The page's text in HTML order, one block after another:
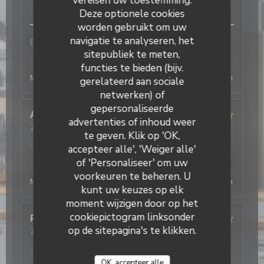
Deze optionele cookies
worden gebruikt om uw
navigatie te analyseren, het
sitepubliek te meten,
functies te bieden (bijv.
gerelateerd aan sociale
netwerken) of
gepersonaliseerde
advertenties of inhoud weer
te geven. Klik op 'OK,
accepteer alle', 'Weiger alle'
of 'Personaliseer' om uw
voorkeuren te beheren. U
kunt uw keuzes op elk
moment wijzigen door op het
cookiepictogram linksonder
op de sitepagina's te klikken.
:
Bon service et efficace
heeft op deze beoordeling gereageerd
Merci beaucoup ! Au plaisir de vous revoir, la direction
Antonio
2026-08-03- 19:30 - Gasten 2
Atmosfeer: 4/5 Keuken :5/5
:
L'Office heeft op deze beoordeling gereageerd
Merci beaucoup ! Au plaisir de vous revoir, la direction
Philippe
D
2026-08-03- 19:45 - Gasten 4
: